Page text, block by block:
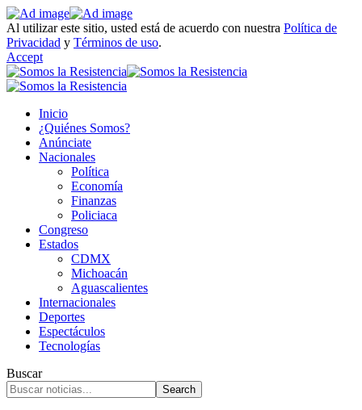
Al utilizar este sitio, usted está de acuerdo con nuestra Política de
Privacidad y Términos de uso.
Accept
Inicio
¿Quiénes Somos?
Anúnciate
Nacionales
Política
Economía
Finanzas
Policiaca
Congreso
Estados
CDMX
Michoacán
Aguascalientes
Internacionales
Deportes
Espectáculos
Tecnologías
Buscar